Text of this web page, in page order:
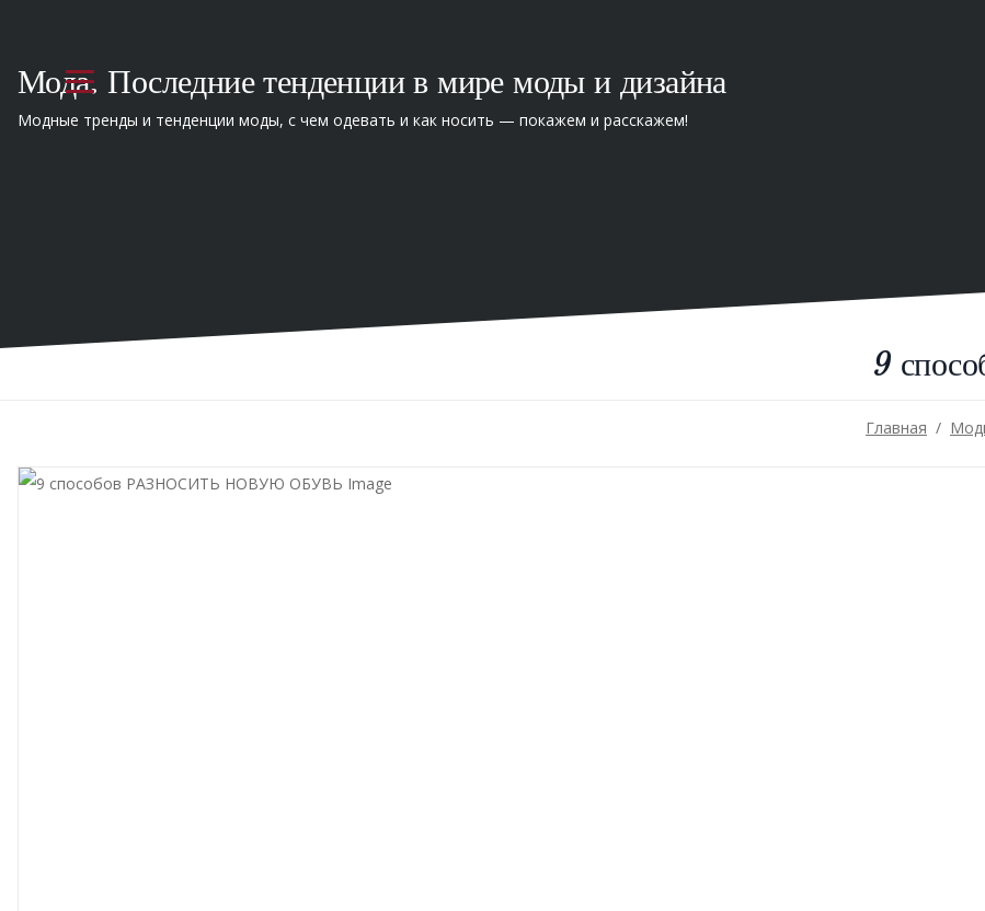
Мода. Последние тенденции в мире моды и дизайна
Модные тренды и тенденции моды, с чем одевать и как носить — покажем и расскажем!
9
Главная /